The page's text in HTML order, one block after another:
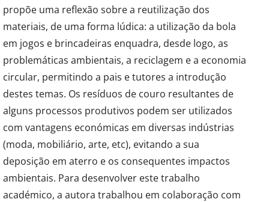
propõe uma reflexão sobre a reutilização dos
materiais, de uma forma lúdica: a utilização da bola
em jogos e brincadeiras enquadra, desde logo, as
problemáticas ambientais, a reciclagem e a economia
circular, permitindo a pais e tutores a introdução
destes temas. Os resíduos de couro resultantes de
alguns processos produtivos podem ser utilizados
com vantagens económicas em diversas indústrias
(moda, mobiliário, arte, etc), evitando a sua
deposição em aterro e os consequentes impactos
ambientais. Para desenvolver este trabalho
académico, a autora trabalhou em colaboração com